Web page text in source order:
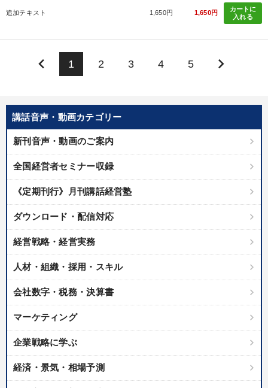
講話音声・動画カテゴリー
新刊音声・動画のご案内
全国経営者セミナー収録
《定期刊行》月刊講話経営塾
ダウンロード・配信対応
経営戦略・経営実務
人材・組織・採用・スキル
会社数字・税務・決算書
マーケティング
企業戦略に学ぶ
経済・景気・相場予測
追加テキスト 1,650円 1,650円
カートに
入れる
keyboard_arrow_left 1 2 3 4 5 keyboard_arrow_right